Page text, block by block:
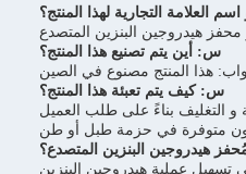
العلامة التجارية لهذا المنتج؟
س: أين يتم تصنيع هذا المنتج؟
س: كيف يتم تعبئة هذا المنتج؟
التغليف بناءً على طلب العميل
هيدروجين البنزين المتصدع؟
تسهيل عملية هيدروجين البنزين